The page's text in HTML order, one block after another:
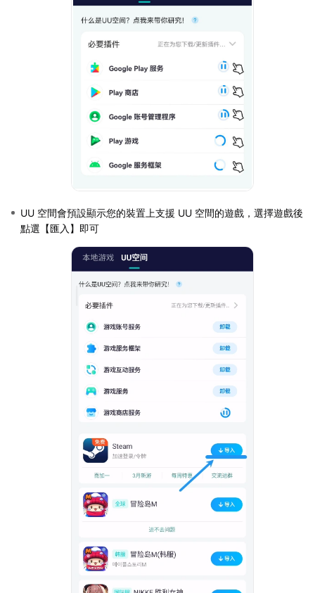
UU 空間會預設顯示您的裝置上支援 UU 空間的遊戲，選擇遊戲後
點選【匯入】即可